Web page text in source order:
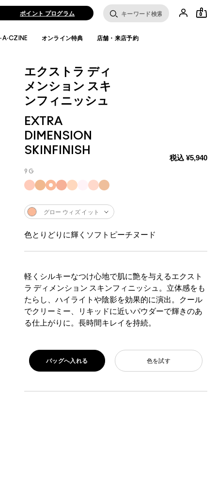
ポイント プログラム 0
オンライン特典 店舗・来店予約
エクストラ ディ
メンション スキ
ンフィニッシュ
EXTRA
DIMENSION
SKINFINISH
税込 ¥5,940
9 G
軽くシルキーなつけ心地で肌に艶を与えるエクスト
ラ ディメンション スキンフィニッシュ。立体感をも
たらし、ハイライトや陰影を効果的に演出。クール
でクリーミー、リキッドに近いパウダーで輝きのあ
る仕上がりに。長時間キレイを持続。
グロー ウィズ イット
色とりどりに輝くソフトピーチヌード
色を試す
バッグへ入れる